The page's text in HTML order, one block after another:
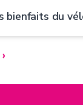
bienfaits du